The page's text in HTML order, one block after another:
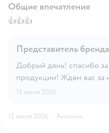
Общие впечатления
👍👍👍
Представитель бренда
Добрый день! спасибо
продукции! Ждем вас за
15 июля 2026
12 июля 2026 · Аноним